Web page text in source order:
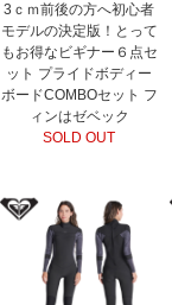
3ｃｍ前後の方へ初心者
モデルの決定版！とって
もお得なビギナー６点セ
ット プライドボディー
ボードCOMBOセット フ
ィンはゼベック
SOLD OUT